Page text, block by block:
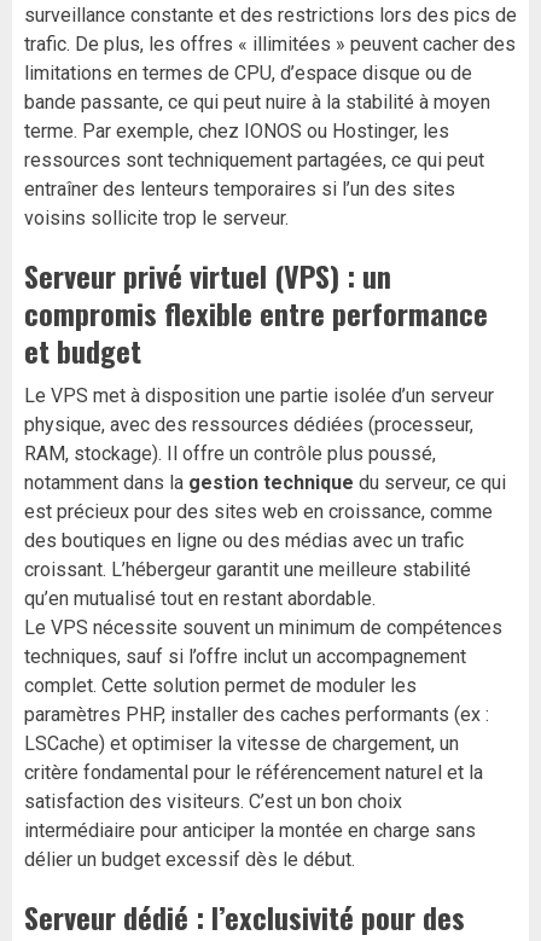
surveillance constante et des restrictions lors des pics de
trafic. De plus, les offres « illimitées » peuvent cacher des
limitations en termes de CPU, d’espace disque ou de
bande passante, ce qui peut nuire à la stabilité à moyen
terme. Par exemple, chez IONOS ou Hostinger, les
ressources sont techniquement partagées, ce qui peut
entraîner des lenteurs temporaires si l’un des sites
voisins sollicite trop le serveur.
Serveur privé virtuel (VPS) : un
compromis flexible entre performance
et budget
Le VPS met à disposition une partie isolée d’un serveur
physique, avec des ressources dédiées (processeur,
RAM, stockage). Il offre un contrôle plus poussé,
notamment dans la gestion technique du serveur, ce qui
est précieux pour des sites web en croissance, comme
des boutiques en ligne ou des médias avec un trafic
croissant. L’hébergeur garantit une meilleure stabilité
qu’en mutualisé tout en restant abordable.
Le VPS nécessite souvent un minimum de compétences
techniques, sauf si l’offre inclut un accompagnement
complet. Cette solution permet de moduler les
paramètres PHP, installer des caches performants (ex :
LSCache) et optimiser la vitesse de chargement, un
critère fondamental pour le référencement naturel et la
satisfaction des visiteurs. C’est un bon choix
intermédiaire pour anticiper la montée en charge sans
délier un budget excessif dès le début.
Serveur dédié : l’exclusivité pour des